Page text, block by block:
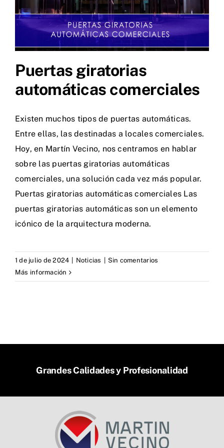
Puertas giratorias
automáticas comerciales
Existen muchos tipos de puertas automáticas.
Entre ellas, las destinadas a locales comerciales.
Hoy, en Martín Vecino, nos centramos en hablar
sobre las puertas giratorias automáticas
comerciales, una solución cada vez más popular.
Puertas giratorias automáticas comerciales Las
puertas giratorias automáticas son un elemento
icónico de la arquitectura moderna.
1 de julio de 2024 Noticias
Sin comentarios
Más información
Grandes Calidades y Profesionalidad